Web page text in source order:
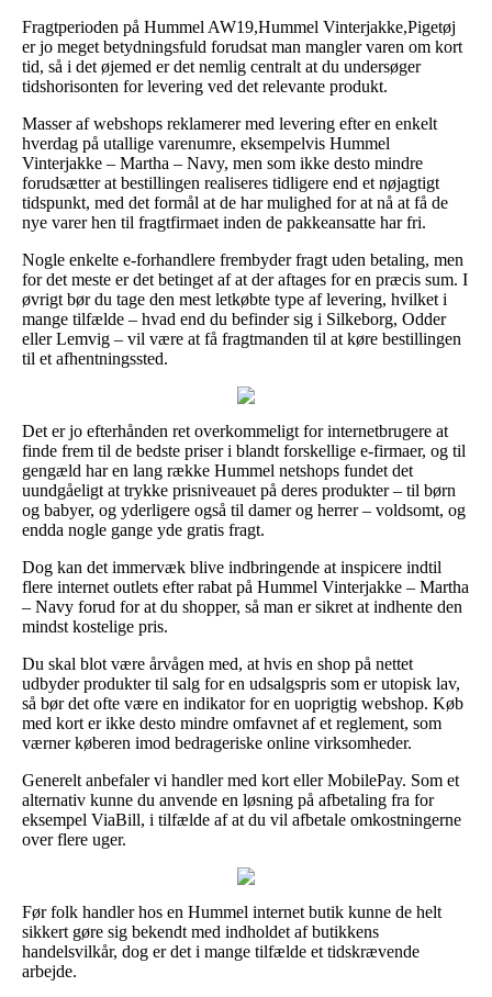
Fragtperioden på Hummel AW19,Hummel Vinterjakke,Pigetøj
er jo meget betydningsfuld forudsat man mangler varen om kort
tid, så i det øjemed er det nemlig centralt at du undersøger
tidshorisonten for levering ved det relevante produkt.
Masser af webshops reklamerer med levering efter en enkelt
hverdag på utallige varenumre, eksempelvis Hummel
Vinterjakke – Martha – Navy, men som ikke desto mindre
forudsætter at bestillingen realiseres tidligere end et nøjagtigt
tidspunkt, med det formål at de har mulighed for at nå at få de
nye varer hen til fragtfirmaet inden de pakkeansatte har fri.
Nogle enkelte e-forhandlere frembyder fragt uden betaling, men
for det meste er det betinget af at der aftages for en præcis sum. I
øvrigt bør du tage den mest letkøbte type af levering, hvilket i
mange tilfælde – hvad end du befinder sig i Silkeborg, Odder
eller Lemvig – vil være at få fragtmanden til at køre bestillingen
til et afhentningssted.
Det er jo efterhånden ret overkommeligt for internetbrugere at
finde frem til de bedste priser i blandt forskellige e-firmaer, og til
gengæld har en lang række Hummel netshops fundet det
uundgåeligt at trykke prisniveauet på deres produkter – til børn
og babyer, og yderligere også til damer og herrer – voldsomt, og
endda nogle gange yde gratis fragt.
Dog kan det immervæk blive indbringende at inspicere indtil
flere internet outlets efter rabat på Hummel Vinterjakke – Martha
– Navy forud for at du shopper, så man er sikret at indhente den
mindst kostelige pris.
Du skal blot være årvågen med, at hvis en shop på nettet
udbyder produkter til salg for en udsalgspris som er utopisk lav,
så bør det ofte være en indikator for en uoprigtig webshop. Køb
med kort er ikke desto mindre omfavnet af et reglement, som
værner køberen imod bedrageriske online virksomheder.
Generelt anbefaler vi handler med kort eller MobilePay. Som et
alternativ kunne du anvende en løsning på afbetaling fra for
eksempel ViaBill, i tilfælde af at du vil afbetale omkostningerne
over flere uger.
Før folk handler hos en Hummel internet butik kunne de helt
sikkert gøre sig bekendt med indholdet af butikkens
handelsvilkår, dog er det i mange tilfælde et tidskrævende
arbejde.